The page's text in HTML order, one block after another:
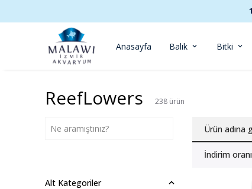
Anasayfa Balık Bitki
ReefLowers 238 ürün
Ürün adına
İndirim
Alt Kategoriler